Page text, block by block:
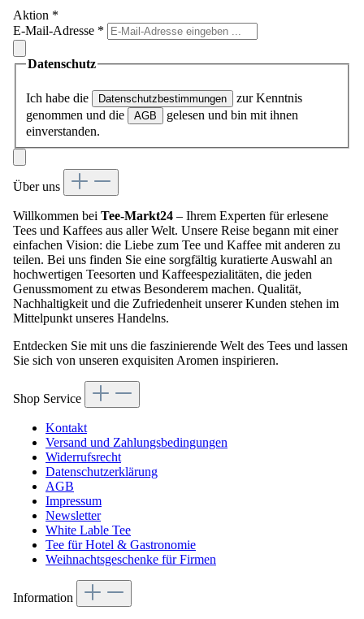
Aktion *
E-Mail-Adresse *
Datenschutz
Ich habe die Datenschutzbestimmungen
zur Kenntnis
genommen und die
AGB
gelesen und bin mit ihnen
einverstanden.
Über uns
Willkommen bei Tee-Markt24 – Ihrem Experten für erlesene
Tees und Kaffees aus aller Welt. Unsere Reise begann mit einer
einfachen Vision: die Liebe zum Tee und Kaffee mit anderen zu
teilen. Bei uns finden Sie eine sorgfältig kuratierte Auswahl an
hochwertigen Teesorten und Kaffeespezialitäten, die jeden
Genussmoment zu etwas Besonderem machen. Qualität,
Nachhaltigkeit und die Zufriedenheit unserer Kunden stehen im
Mittelpunkt unseres Handelns.
Entdecken Sie mit uns die faszinierende Welt des Tees und lassen
Sie sich von unseren exquisiten Aromen inspirieren.
Shop Service
Kontakt
Versand und Zahlungsbedingungen
Widerrufsrecht
Datenschutzerklärung
AGB
Impressum
Newsletter
White Lable Tee
Tee für Hotel & Gastronomie
Weihnachtsgeschenke für Firmen
Information